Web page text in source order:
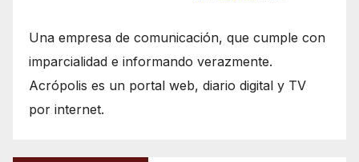
Una empresa de comunicación, que cumple con
imparcialidad e informando verazmente.
Acrópolis es un portal web, diario digital y TV
por internet.